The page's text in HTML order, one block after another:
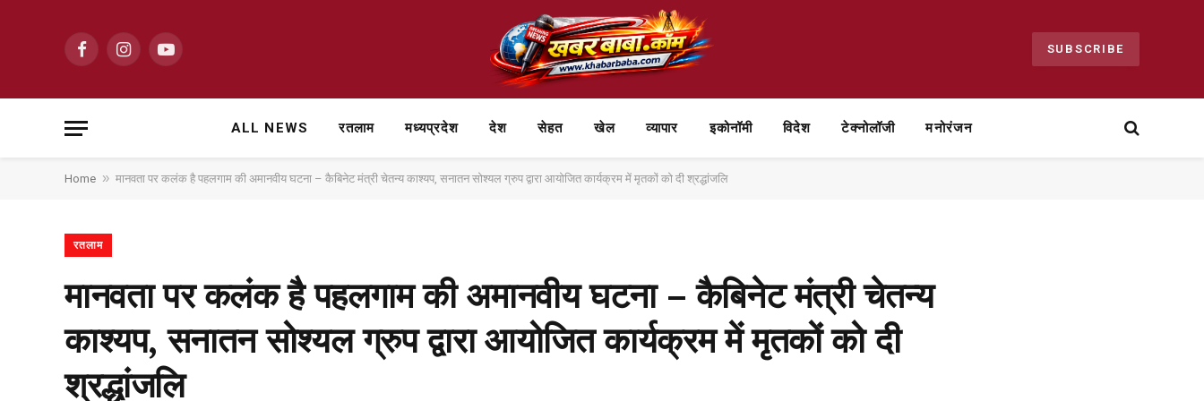
FacebookInstagramYouTube SUBSCRIBE
ALL NEWS रतलाम मध्यप्रदेश देश सेहत खेल व्यापार ⁠इकोनॉमी विदेश टेक्नोलॉजी मनोरंजन
Home » मानवता पर कलंक है पहलगाम की अमानवीय घटना – कैबिनेट मंत्री चेतन्य काश्यप, सनातन सोश्यल ग्रुप द्वारा आयोजित कार्यक्रम में मृतकों को दी श्रद्धांजलि
रतलाम
मानवता पर कलंक है पहलगाम की अमानवीय घटना – कैबिनेट मंत्री चेतन्य
काश्यप, सनातन सोश्यल ग्रुप द्वारा आयोजित कार्यक्रम में मृतकों को दी
श्रद्धांजलि